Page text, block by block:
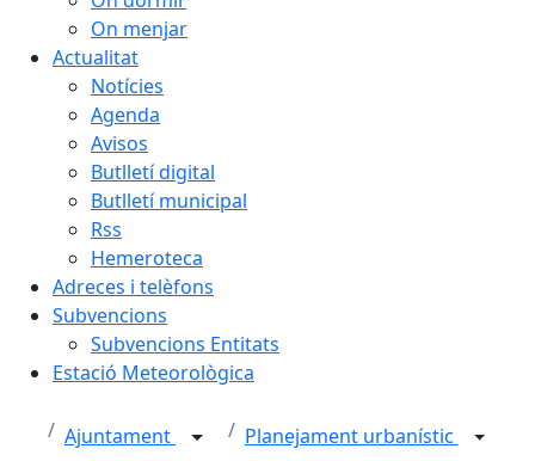
On menjar
Actualitat
Notícies
Agenda
Avisos
Butlletí digital
Butlletí municipal
Rss
Hemeroteca
Adreces i telèfons
Subvencions
Subvencions Entitats
Estació Meteorològica
Ajuntament Planejament urbanístic